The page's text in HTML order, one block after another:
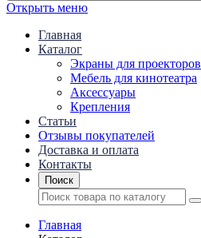
Открыть меню
Главная
Каталог
Экраны для проекторов
Mебель для кинотеатра
Аксессуары
Крепления
Статьи
Отзывы покупателей
Доставка и оплата
Контакты
Поиск
Главная